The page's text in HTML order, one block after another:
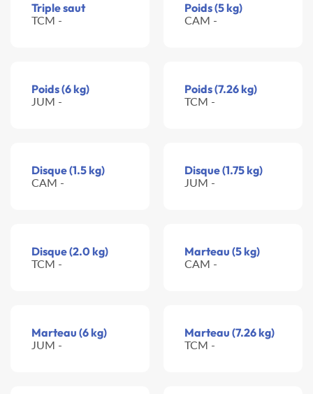
Triple saut
TCM -
Poids (5 kg)
CAM -
Poids (6 kg)
JUM -
Poids (7.26 kg)
TCM -
Disque (1.5 kg)
CAM -
Disque (1.75 kg)
JUM -
Disque (2.0 kg)
TCM -
Marteau (5 kg)
CAM -
Marteau (6 kg)
JUM -
Marteau (7.26 kg)
TCM -